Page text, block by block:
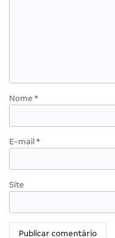
Nome *
E-mail *
Site